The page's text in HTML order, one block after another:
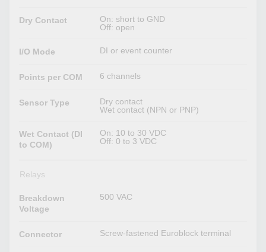
Dry Contact
On: short to GND
Off: open
I/O Mode DI or event counter
Points per COM 6 channels
Sensor Type
Dry contact
Wet contact (NPN or PNP)
Wet Contact (DI
to COM)
On: 10 to 30 VDC
Off: 0 to 3 VDC
Relays
Breakdown
Voltage
500 VAC
Connector Screw-fastened Euroblock terminal